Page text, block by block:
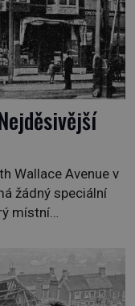
Wallace Avenue v
žádný speciální
místní
nejpropracovanější
Herman
[…]